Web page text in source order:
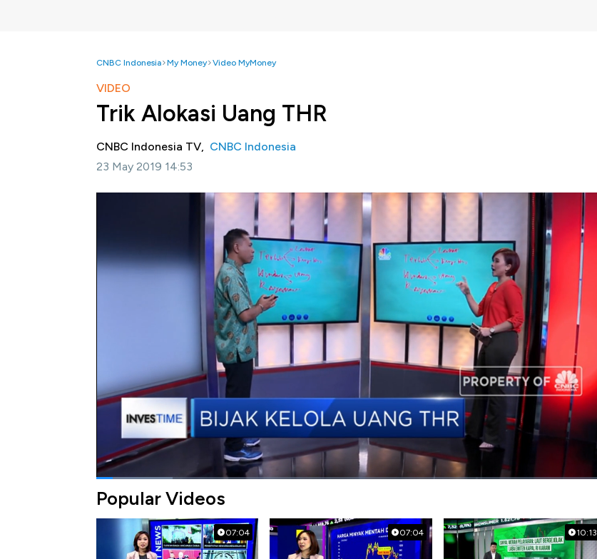
CNBC Indonesia My Money Video MyMoney
VIDEO
Trik Alokasi Uang THR
CNBC Indonesia TV, CNBC Indonesia
23 May 2019 14:53
Jakarta, CNBC Indonesia-
Jelang hari raya, salah satu hal yang ditunggu-tunggu para pekerja
adalah uang THR yang bisa menjadi sumber dana tambahan untuk memenuhi berbagai kebutuhan.
Untuk itu perlu trik alokasi hadiah lebaran agar uang THR maksimal penggunaanya dan tidak habis
percuma. Founder Consulting, Eko Endarto membagi uang THR untuk 3 penggunaan yaitu zakat,
membayar hutang dan memenuhi kebutuhan hari raya.
Selengkapnya saksikan dialog lengkap Maria katarina dengan Founder Consulting, Eko Endarto dalam
Investime, CNBC Indonesia.
#investasi #thr #kelola dana thr
Popular Videos
07:04 07:04 10:13